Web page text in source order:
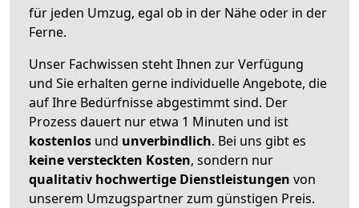
für jeden Umzug, egal ob in der Nähe oder in der
Ferne.
Unser Fachwissen steht Ihnen zur Verfügung
und Sie erhalten gerne individuelle Angebote, die
auf Ihre Bedürfnisse abgestimmt sind. Der
Prozess dauert nur etwa 1 Minuten und ist
kostenlos und unverbindlich. Bei uns gibt es
keine versteckten Kosten, sondern nur
qualitativ hochwertige Dienstleistungen von
unserem Umzugspartner zum günstigen Preis.